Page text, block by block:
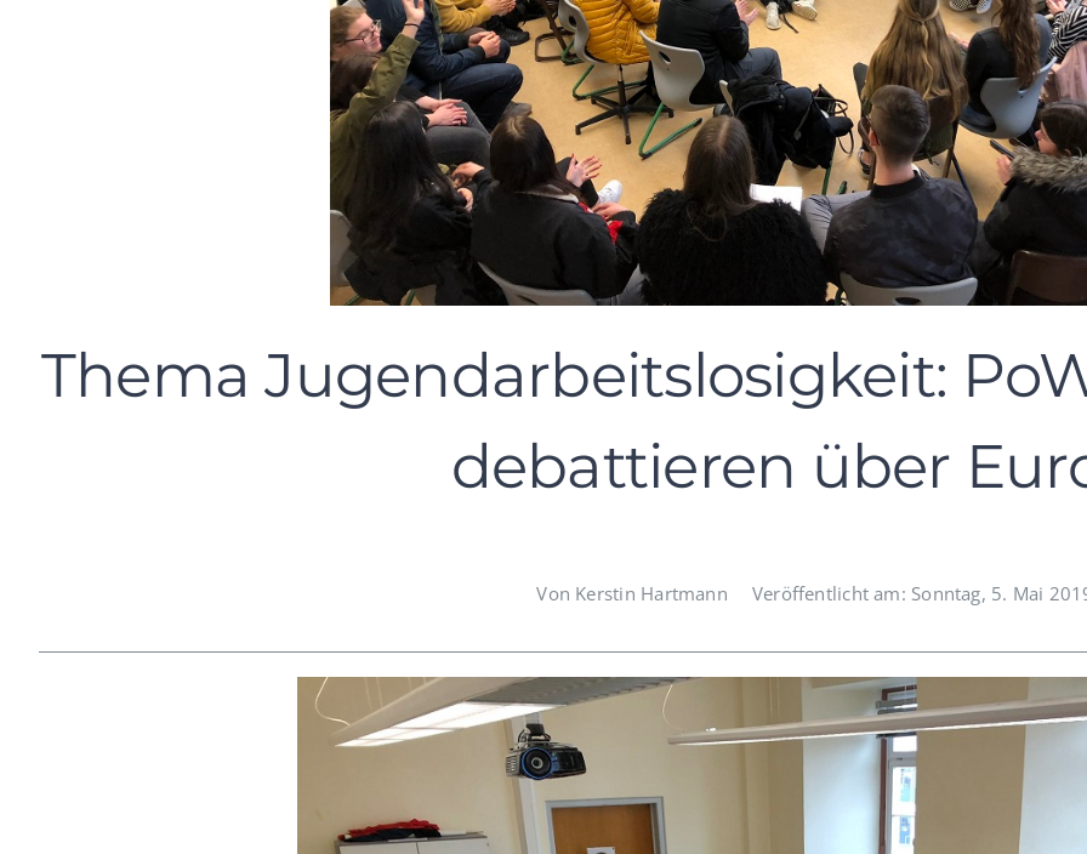
Thema Jugendarbeitslosigkeit:
debattieren über
Von Kerstin Hartmann Veröffentlicht am: Sonntag, 5. Mai